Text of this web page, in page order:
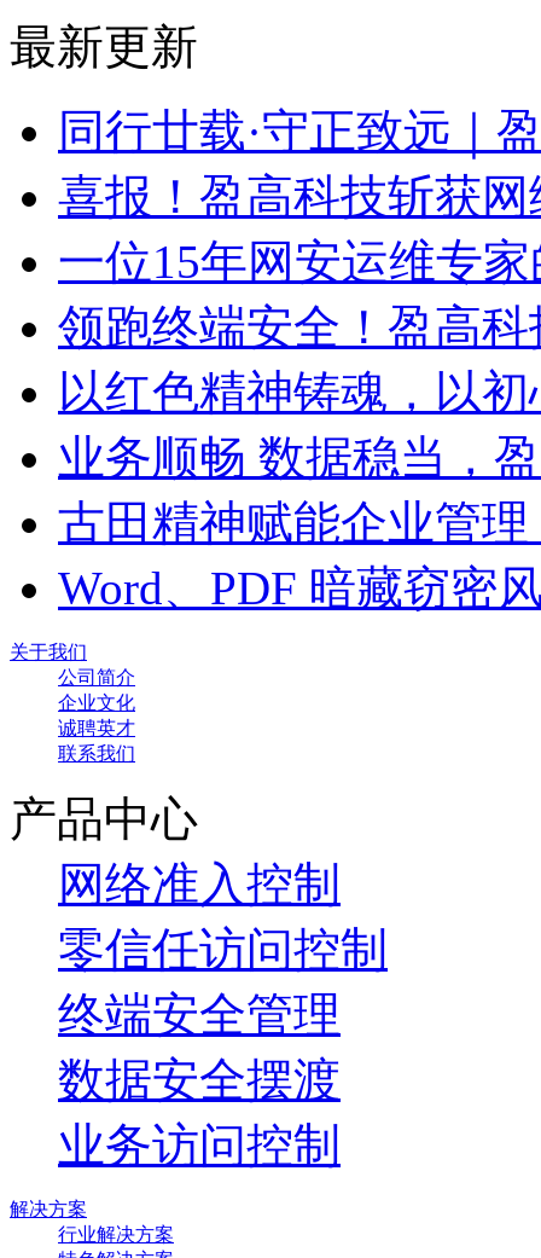
最新更新
同行廿载·守正致远｜
喜报！盈高科技斩获
一位15年网安运维专
领跑终端安全！盈高
以红色精神铸魂，以
业务顺畅 数据稳当，
古田精神赋能企业管
Word、PDF 暗藏窃密
关于我们
公司简介
企业文化
诚聘英才
联系我们
产品中心
网络准入控制
零信任访问控制
终端安全管理
数据安全摆渡
业务访问控制
解决方案
行业解决方案